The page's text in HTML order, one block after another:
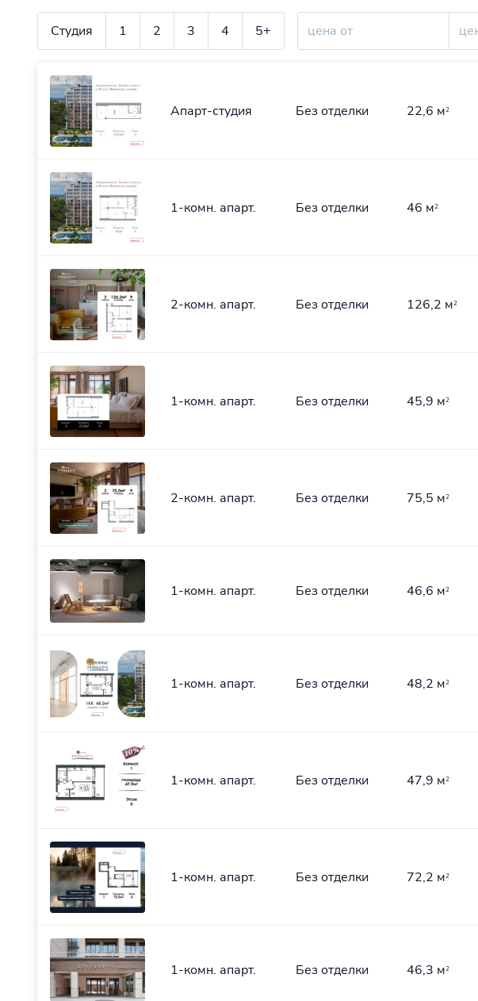
Студия 1 2 3 4 5+
Апарт-студия Без отделки 22,6 м2
1-комн. апарт. Без отделки 46 м2
2-комн. апарт. Без отделки 126,2 м2
1-комн. апарт. Без отделки 45,9 м2
2-комн. апарт. Без отделки 75,5 м2
1-комн. апарт. Без отделки 46,6 м2
1-комн. апарт. Без отделки 48,2 м2
1-комн. апарт. Без отделки 47,9 м2
1-комн. апарт. Без отделки 72,2 м2
1-комн. апарт. Без отделки 46,3 м2